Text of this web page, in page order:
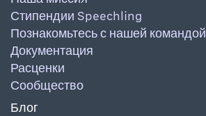
Стипендии Speechling
Познакомьтесь с нашей командой
Документация
Расценки
Сообщество
Блог